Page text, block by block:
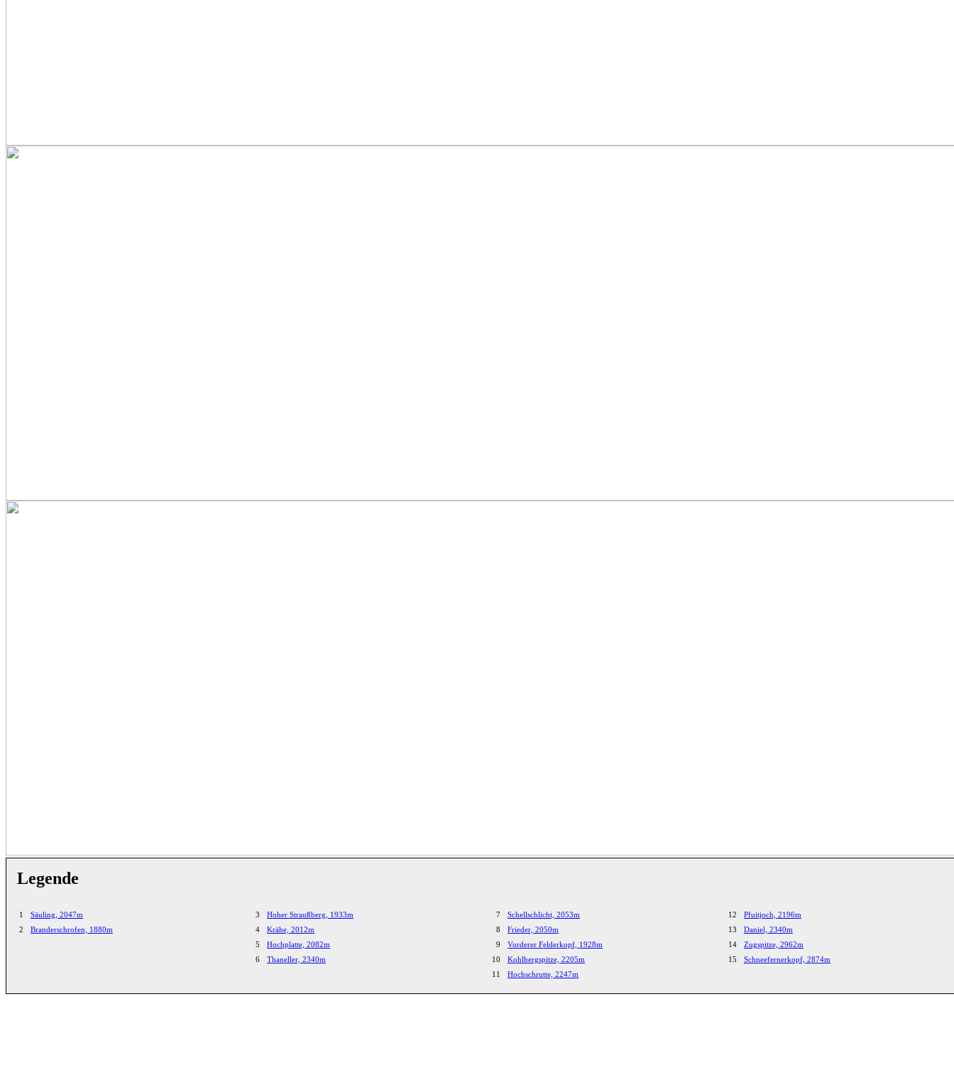
Legende
1
Säuling, 2047m
2
Branderschrofen, 1880m
3
Hoher Straußberg, 1933m
4
Krähe, 2012m
5
Hochplatte, 2082m
6
Thaneller, 2340m
7
Schellschlicht, 2053m
8
Frieder, 2050m
9
Vorderer Felderkopf, 1928m
10
Kohlbergspitze, 2205m
11
Hochschrutte, 2247m
12
Pfuitjoch, 2196m
13
Daniel, 2340m
14
Zugspitze, 2962m
15
Schneefernerkopf, 2874m